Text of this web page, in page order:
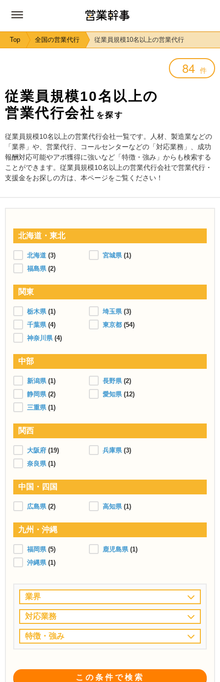
Top 全国の営業代行 従業員規模10名以上の営業代行
84 件
従業員規模10名以上の
営業代行会社 を探す
従業員規模10名以上の営業代行会社一覧です。人材、製造業などの
「業界」や、営業代行、コールセンターなどの「対応業務」、成功
報酬対応可能やアポ獲得に強いなど「特徴・強み」からも検索する
ことができます。従業員規模10名以上の営業代行会社で営業代行・
支援金をお探しの方は、本ページをご覧ください！
北海道・東北
北海道 (3) 宮城県 (1)
福島県 (2)
関東
栃木県 (1) 埼玉県 (3)
千葉県 (4) 東京都 (54)
神奈川県 (4)
中部
新潟県 (1) 長野県 (2)
静岡県 (2) 愛知県 (12)
三重県 (1)
関西
大阪府 (19) 兵庫県 (3)
奈良県 (1)
中国・四国
広島県 (2) 高知県 (1)
九州・沖縄
福岡県 (5) 鹿児島県 (1)
沖縄県 (1)
業界
対応業務
特徴・強み
この条件で検索